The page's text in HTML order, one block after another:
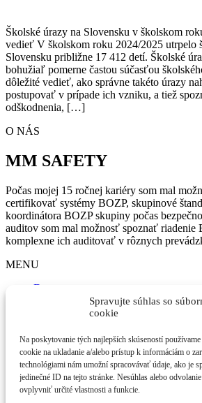
Spravujte súhlas so
cookie
Na poskytovanie tých najlepších skúseností
cookie na ukladanie a/alebo prístup k informáciám o
technológiami nám umožní spracovávať údaje, ako je
jedinečné ID na tejto stránke. Nesúhlas alebo
ovplyvniť určité vlastnosti a funkcie.
Školské úrazy na Slovensku v školskom
vedieť V školskom roku 2024/2025 utrpelo
Slovensku približne 17 412 detí. Školské
bohužiaľ pomerne častou súčasťou
dôležité vedieť, ako správne takéto úrazy
postupovať v prípade ich vzniku, a tiež
odškodnenia, […]
O NÁS
MM SAFETY
Počas mojej 15 ročnej kariéry som mal
certifikovať systémy BOZP, skupinové
koordinátora BOZP skupiny počas
auditov som mal možnosť spoznať riadenie
komplexne ich auditovať v rôznych
MENU
Domov
Kontakt
Zásady používania súborov cookie
NOVINKY